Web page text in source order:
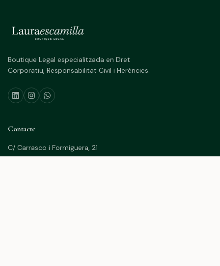
Boutique Legal especialitzada en Dret
Corporatiu, Responsabilitat Civil i Herències.
Contacte
C/ Carrasco i Formiguera, 21